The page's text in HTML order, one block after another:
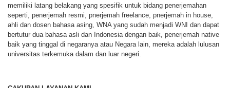
memiliki latang belakang yang spesifik untuk bidang penerjemahan
seperti, penerjemah resmi, pnerjemah freelance, pnerjemah in house,
ahli dan dosen bahasa asing, WNA yang sudah menjadi WNI dan dapat
bertutur dua bahasa asli dan Indonesia dengan baik, penerjemah native
baik yang tinggal di negaranya atau Negara lain, mereka adalah lulusan
universitas terkemuka dalam dan luar negeri.